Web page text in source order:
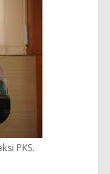
PKS.